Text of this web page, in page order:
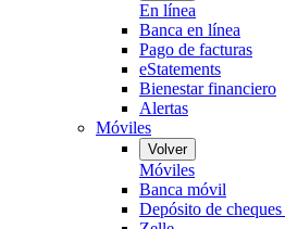
En línea
Banca en línea
Pago de facturas
eStatements
Bienestar financiero
Alertas
Móviles
Volver
Móviles
Banca móvil
Depósito de